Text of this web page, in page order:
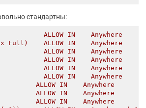
стандартны:
ALLOW IN
Full)    ALLOW IN
ALLOW IN
ALLOW IN
ALLOW IN
ALLOW IN
ALLOW IN
ALLOW IN
ALLOW IN